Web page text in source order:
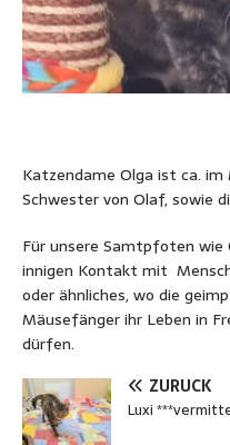
Katzendame Olga ist ca. im
Schwester von Olaf, sowie
Für unsere Samtpfoten wie
innigen Kontakt mit
oder ähnliches, wo die
Mäusefänger ihr Leben in
dürfen.
ZURÜCK
Luxi